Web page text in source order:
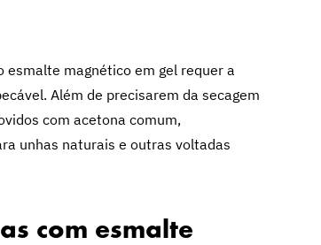
magnético em gel requer a
Além de precisarem da secagem
com acetona comum,
unhas naturais e outras voltadas
com esmalte